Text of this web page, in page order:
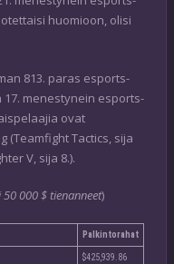
huomioon, olisi
813. paras esports-
menestynein esports-
ovat
(Teamfight Tactics, sija
V, sija 8.).
50 000 $ tienanneet)
Palkintorahat
$425,939.86